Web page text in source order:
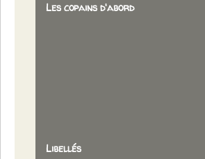
Les copains d'abord
Libellés